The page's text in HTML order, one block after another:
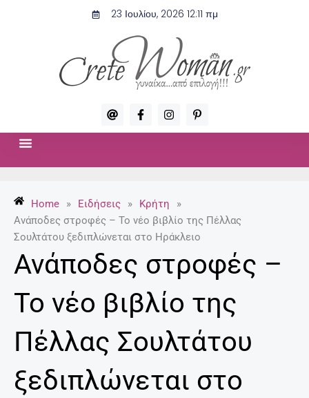
23 Ιουλίου, 2026 12:11 πμ
A
t
F
a
c
-
f
I
n
s
P
i
n
p
Home » Ειδήσεις » Κρήτη
»
Ανάποδες στροφές – Το νέο βιβλίο της Πέλλας
Σουλτάτου ξεδιπλώνεται στο Ηράκλειο
Ανάποδες στροφές –
Το νέο βιβλίο της
Πέλλας Σουλτάτου
ξεδιπλώνεται στο